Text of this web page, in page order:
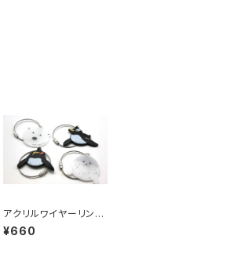
アクリルワイヤーリング
キーホルダー 各種
¥660